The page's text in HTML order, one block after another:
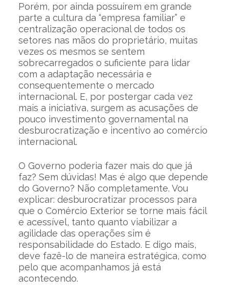
Porém, por ainda possuírem em grande
parte a cultura da “empresa familiar” e
centralização operacional de todos os
setores nas mãos do proprietário, muitas
vezes os mesmos se sentem
sobrecarregados o suficiente para lidar
com a adaptação necessária e
consequentemente o mercado
internacional. E, por postergar cada vez
mais a iniciativa, surgem as acusações de
pouco investimento governamental na
desburocratização e incentivo ao comércio
internacional.
O Governo poderia fazer mais do que já
faz? Sem dúvidas! Mas é algo que depende
do Governo? Não completamente. Vou
explicar: desburocratizar processos para
que o Comércio Exterior se torne mais fácil
e acessível, tanto quanto viabilizar a
agilidade das operações sim é
responsabilidade do Estado. E digo mais,
deve fazê-lo de maneira estratégica, como
pelo que acompanhamos já está
acontecendo.